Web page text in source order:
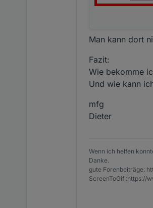
Man kann dort
Fazit:
Wie bekomme
Und wie kann
mfg
Dieter
Wenn ich helfen
Danke.
gute Forenbeiträge:
ScreenToGif :https://